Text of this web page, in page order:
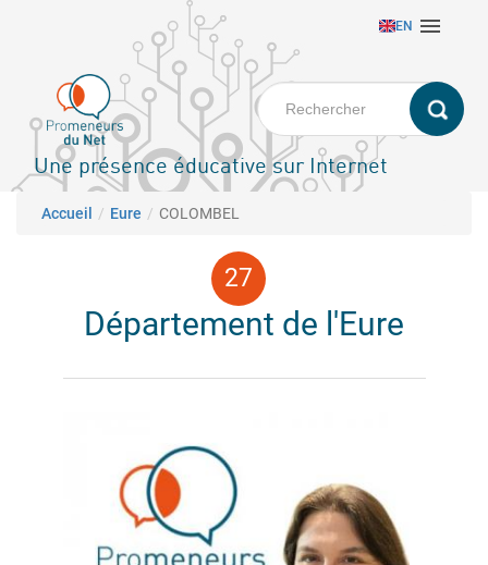
principal
EN 
Une présence éducative sur Internet
Fil d'Ariane
Accueil Eure COLOMBEL
Département de l'Eure